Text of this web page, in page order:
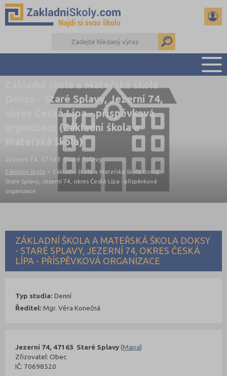
PŘEHLED ŠKOL
PŘIJÍMAČKY NA SŠ
RADY A ČLÁNKY
ČTENÁŘSKÝ DENÍK
DALŠÍ DRUHY ŠKOL
Základní škola a Mateřská škola
Doksy - Staré Splavy, Jezerní 74,
okres Česká Lípa - příspěvková
organizace (Základní škola a
Mateřská škola)
Jezerní 74, 47163 Staré Splavy
Základní škola > Základní škola a Mateřská škola Doksy -
Staré Splavy, Jezerní 74, okres Česká Lípa - příspěvková
organizace
ZÁKLADNÍ ŠKOLA A MATEŘSKÁ ŠKOLA DOKSY
- STARÉ SPLAVY, JEZERNÍ 74, OKRES ČESKÁ
LÍPA - PŘÍSPĚVKOVÁ ORGANIZACE
Jezerní 74, 47163 Staré Splavy(Mapa)
Zřizovatel: Obec
IČ: 70698520
Typ studia: Denní
Ředitel: Mgr. Věra Konečná